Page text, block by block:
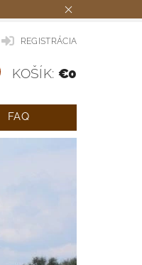
REGISTRÁCIA
KOŠÍK: €0
FAQ